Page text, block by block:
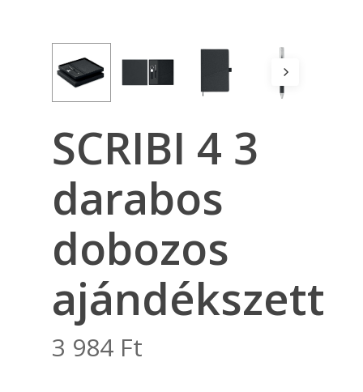
SCRIBI 4 3
darabos
dobozos
ajándékszett
3 984 Ft